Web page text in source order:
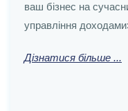
пошукової
Дізнатися більше ...
ваш бізнес на
управління
Дізнатися більше ...